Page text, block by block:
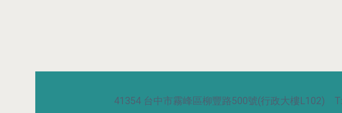
41354 台中市霧峰區柳豐路500號(行政大樓L102)